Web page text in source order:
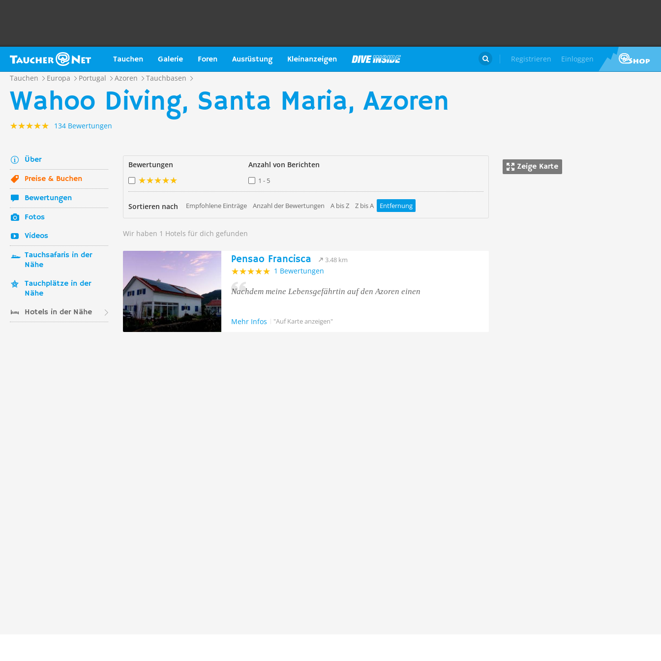
Tauchen Galerie Foren Ausrüstung Kleinanzeigen Registrieren Einloggen

Tauchen Europa Portugal Azoren Tauchbasen
Wahoo Diving, Santa Maria, Azoren
134 Bewertungen
Über
Preise & Buchen
Bewertungen
Fotos
Videos
Tauchsafaris in der
Nähe
Tauchplätze in der
Nähe
Hotels in der Nähe
Zeige Karte
Bewertungen Anzahl von Berichten
1 - 5
Sortieren nach Empfohlene Einträge Anzahl der Bewertungen A bis Z Z bis A Entfernung
Wir haben 1 Hotels für dich gefunden
Pensao Francisca 3.48 km
1 Bewertungen
Nachdem meine Lebensgefährtin auf den Azoren einen
Mehr Infos "Auf Karte anzeigen"